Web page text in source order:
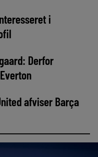
i
Derfor
afviser Barça